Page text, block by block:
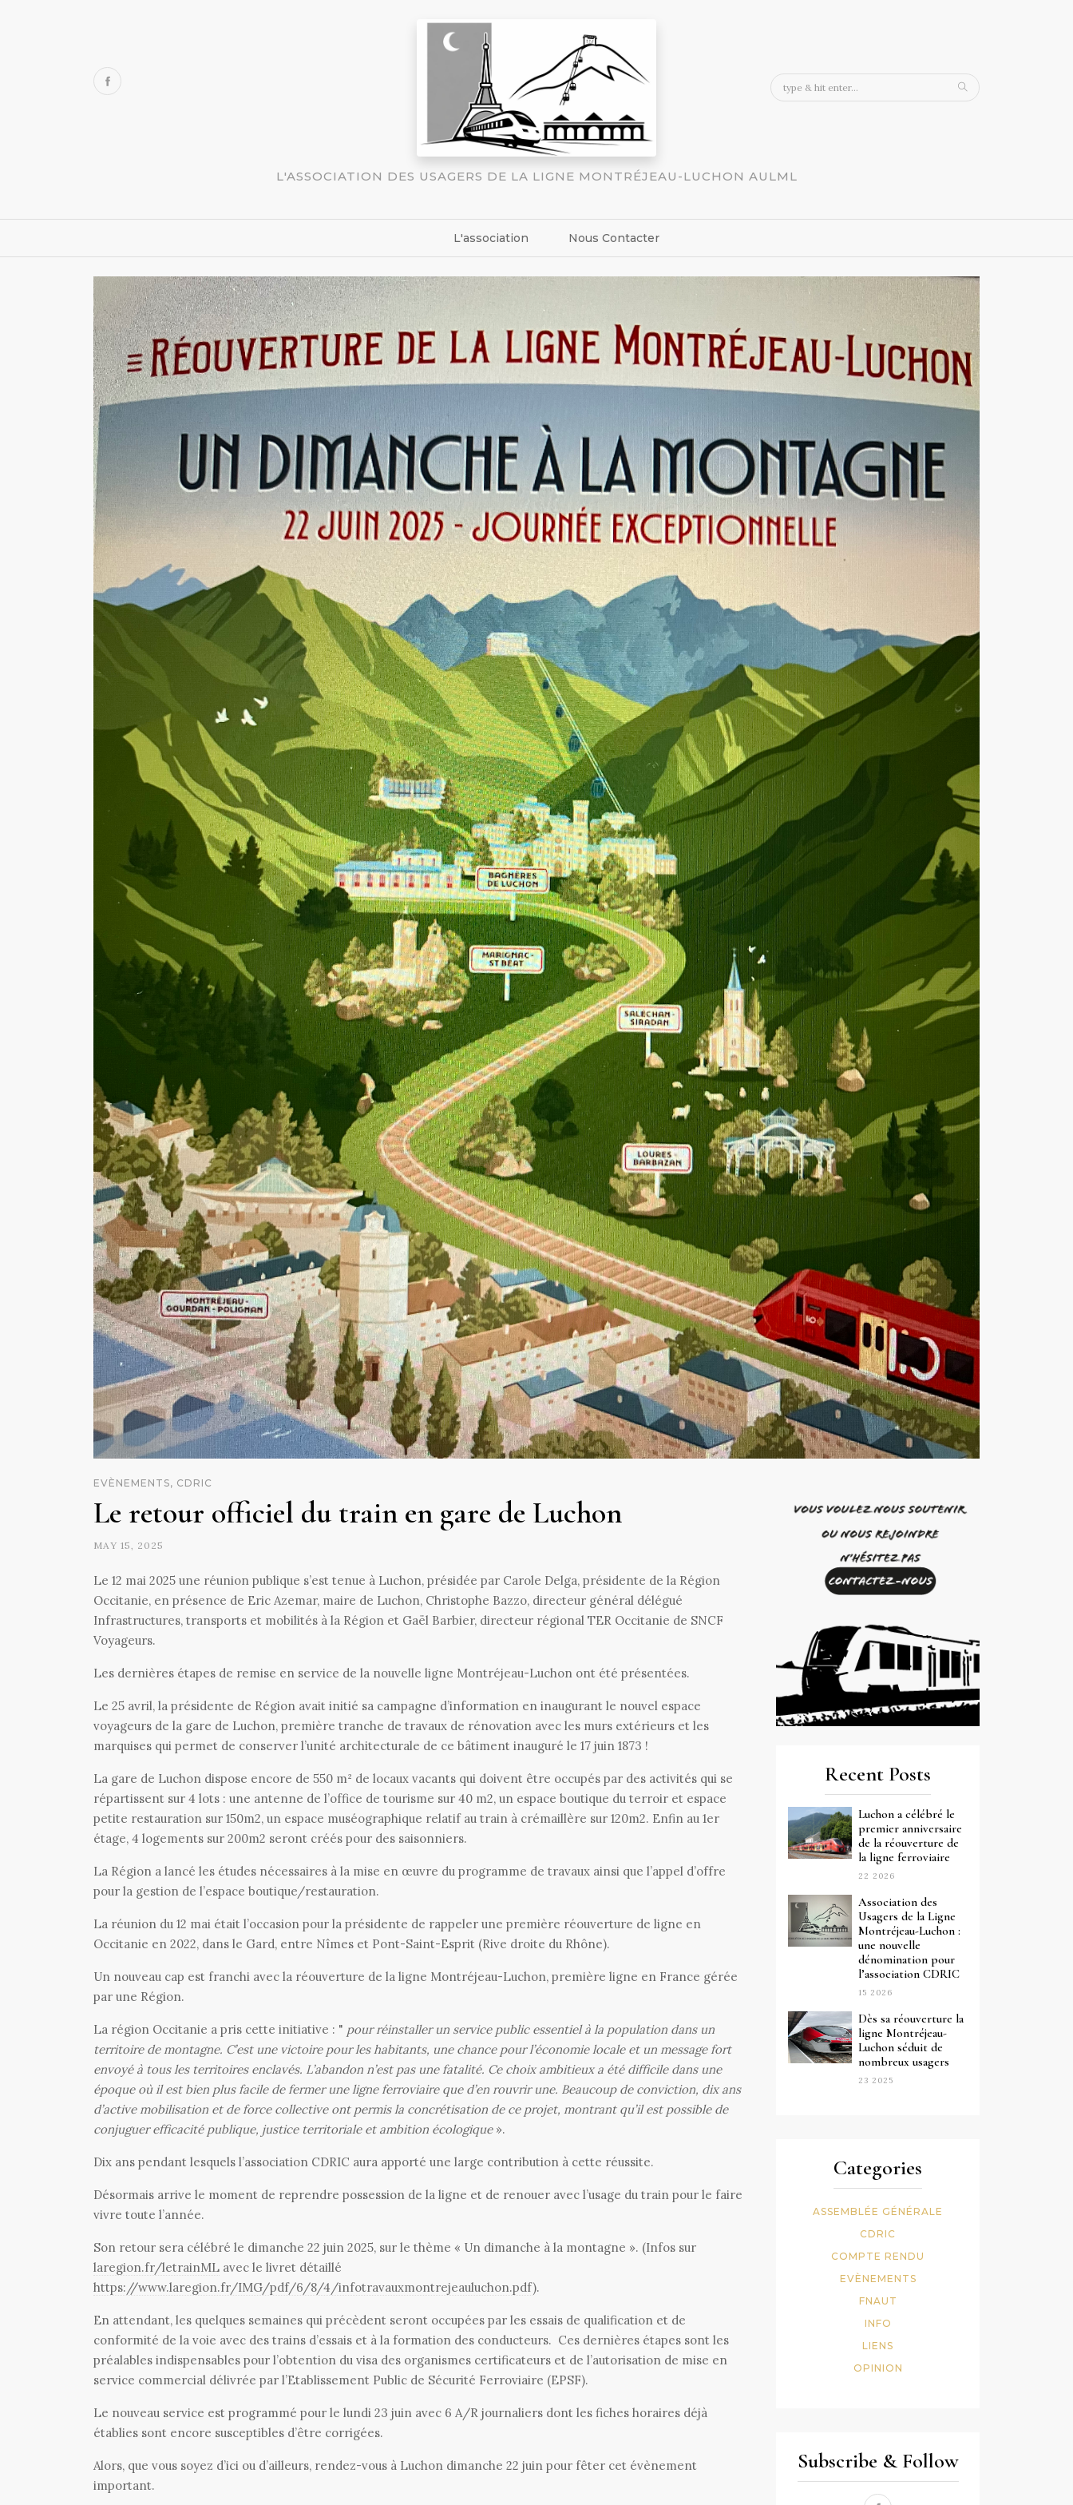
L'ASSOCIATION DES USAGERS DE LA LIGNE MONTRÉJEAU-LUCHON AULML
L'association Nous Contacter
EVÈNEMENTS, CDRIC
Le retour officiel du train en gare de Luchon
MAY 15, 2025
Le 12 mai 2025 une réunion publique s’est tenue à Luchon, présidée par Carole Delga, présidente de la Région
Occitanie, en présence de Eric Azemar, maire de Luchon, Christophe Bazzo, directeur général délégué
Infrastructures, transports et mobilités à la Région et Gaël Barbier, directeur régional TER Occitanie de SNCF
Voyageurs.
Les dernières étapes de remise en service de la nouvelle ligne Montréjeau-Luchon ont été présentées.
Le 25 avril, la présidente de Région avait initié sa campagne d’information en inaugurant le nouvel espace
voyageurs de la gare de Luchon, première tranche de travaux de rénovation avec les murs extérieurs et les
marquises qui permet de conserver l’unité architecturale de ce bâtiment inauguré le 17 juin 1873 !
La gare de Luchon dispose encore de 550 m² de locaux vacants qui doivent être occupés par des activités qui se
répartissent sur 4 lots : une antenne de l’office de tourisme sur 40 m2, un espace boutique du terroir et espace
petite restauration sur 150m2, un espace muséographique relatif au train à crémaillère sur 120m2. Enfin au 1er
étage, 4 logements sur 200m2 seront créés pour des saisonniers.
La Région a lancé les études nécessaires à la mise en œuvre du programme de travaux ainsi que l’appel d’offre
pour la gestion de l’espace boutique/restauration.
La réunion du 12 mai était l’occasion pour la présidente de rappeler une première réouverture de ligne en
Occitanie en 2022, dans le Gard, entre Nîmes et Pont-Saint-Esprit (Rive droite du Rhône).
Un nouveau cap est franchi avec la réouverture de la ligne Montréjeau-Luchon, première ligne en France gérée
par une Région.
La région Occitanie a pris cette initiative : " pour réinstaller un service public essentiel à la population dans un
territoire de montagne. C’est une victoire pour les habitants, une chance pour l’économie locale et un message fort
envoyé à tous les territoires enclavés. L’abandon n’est pas une fatalité. Ce choix ambitieux a été difficile dans une
époque où il est bien plus facile de fermer une ligne ferroviaire que d’en rouvrir une. Beaucoup de conviction, dix ans
d’active mobilisation et de force collective ont permis la concrétisation de ce projet, montrant qu’il est possible de
conjuguer efficacité publique, justice territoriale et ambition écologique».
Dix ans pendant lesquels l’association CDRIC aura apporté une large contribution à cette réussite.
Désormais arrive le moment de reprendre possession de la ligne et de renouer avec l’usage du train pour le faire
vivre toute l’année.
Son retour sera célébré le dimanche 22 juin 2025, sur le thème « Un dimanche à la montagne ». (Infos sur
laregion.fr/letrainML avec le livret détaillé
https://www.laregion.fr/IMG/pdf/6/8/4/infotravauxmontrejeauluchon.pdf).
En attendant, les quelques semaines qui précèdent seront occupées par les essais de qualification et de
conformité de la voie avec des trains d’essais et à la formation des conducteurs. Ces dernières étapes sont les
préalables indispensables pour l’obtention du visa des organismes certificateurs et de l’autorisation de mise en
service commercial délivrée par l’Etablissement Public de Sécurité Ferroviaire (EPSF).
Le nouveau service est programmé pour le lundi 23 juin avec 6 A/R journaliers dont les fiches horaires déjà
établies sont encore susceptibles d’être corrigées.
Alors, que vous soyez d’ici ou d’ailleurs, rendez-vous à Luchon dimanche 22 juin pour fêter cet évènement
important.
Recent Posts
Luchon a célébré le
premier anniversaire
de la réouverture de
la ligne ferroviaire
22 2026
Association des
Usagers de la Ligne
Montréjeau-Luchon :
une nouvelle
dénomination pour
l’association CDRIC
15 2026
Dès sa réouverture la
ligne Montréjeau-
Luchon séduit de
nombreux usagers
23 2025
Categories
ASSEMBLÉE GÉNÉRALE
CDRIC
COMPTE RENDU
EVÈNEMENTS
FNAUT
INFO
LIENS
OPINION
Subscribe & Follow